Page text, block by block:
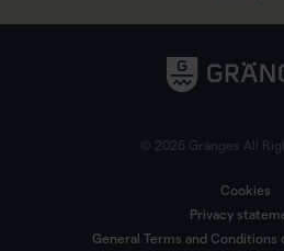
© 2026 Gränges All
Cookies
Privacy
General Terms and Conditions